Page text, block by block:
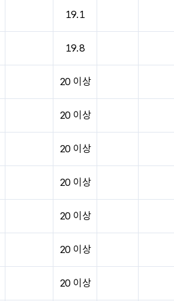
19.1
19.8
20 이상
20 이상
20 이상
20 이상
20 이상
20 이상
20 이상